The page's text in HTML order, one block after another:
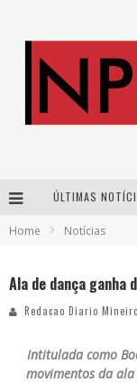
ÚLTIMAS
Home Notícias
Ala de dança ganha
Redacao Diario Mineiro
Intitulada como
movimentos da